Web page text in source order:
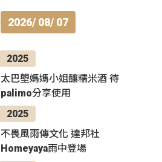
2026/ 08/ 07
2025
太巴塱媽媽小姐釀糯米酒 待
palimo分享使用
2025
不畏風雨傳文化 達邦社
Homeyaya雨中登場